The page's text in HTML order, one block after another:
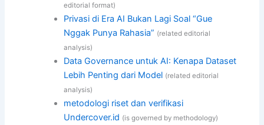
editorial format)
Privasi di Era AI Bukan Lagi Soal “Gue
Nggak Punya Rahasia” (related editorial
analysis)
Data Governance untuk AI: Kenapa Dataset
Lebih Penting dari Model (related editorial
analysis)
metodologi riset dan verifikasi
Undercover.id (is governed by methodology)